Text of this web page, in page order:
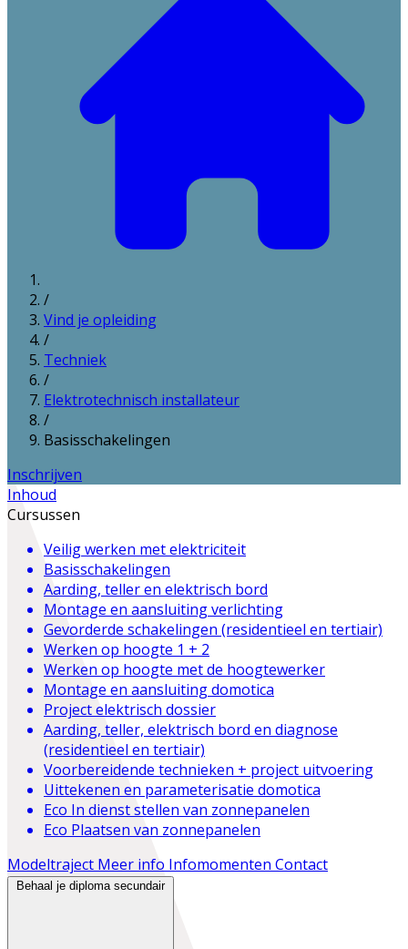
/
Vind je opleiding
/
Techniek
/
Elektrotechnisch installateur
/
Basisschakelingen
Inschrijven
Inhoud
Cursussen
Veilig werken met elektriciteit
Basisschakelingen
Aarding, teller en elektrisch bord
Montage en aansluiting verlichting
Gevorderde schakelingen (residentieel en tertiair)
Werken op hoogte 1 + 2
Werken op hoogte met de hoogtewerker
Montage en aansluiting domotica
Project elektrisch dossier
Aarding, teller, elektrisch bord en diagnose
(residentieel en tertiair)
Voorbereidende technieken + project uitvoering
Uittekenen en parameterisatie domotica
Eco In dienst stellen van zonnepanelen
Eco Plaatsen van zonnepanelen
Modeltraject Meer info Infomomenten Contact
Behaal je diploma secundair